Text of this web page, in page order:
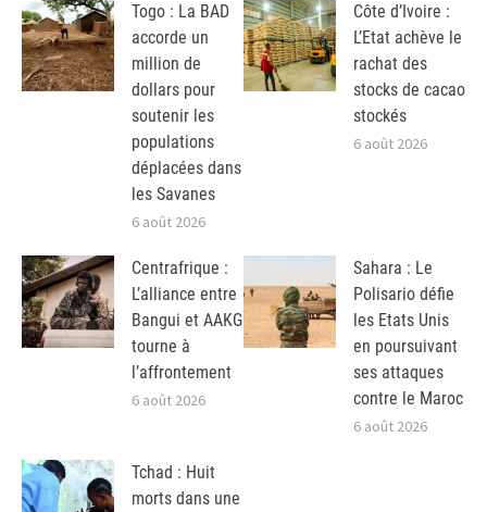
Togo : La BAD
accorde un
million de
dollars pour
soutenir les
populations
déplacées dans
les Savanes
6 août 2026
Côte d’Ivoire :
L’Etat achève le
rachat des
stocks de cacao
stockés
6 août 2026
Centrafrique :
L’alliance entre
Bangui et AAKG
tourne à
l’affrontement
6 août 2026
Sahara : Le
Polisario défie
les Etats Unis
en poursuivant
ses attaques
contre le Maroc
6 août 2026
Tchad : Huit
morts dans une